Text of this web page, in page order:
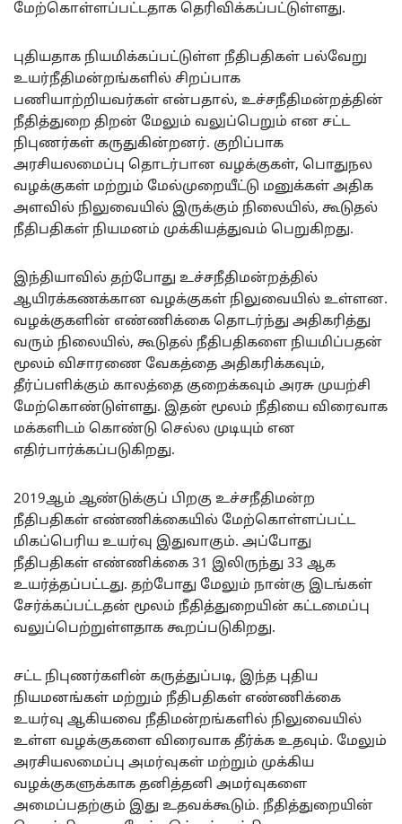
மேற்கொள்ளப்பட்டதாக தெரிவிக்கப்பட்டுள்ளது.
புதியதாக நியமிக்கப்பட்டுள்ள நீதிபதிகள் பல்வேறு
உயர்நீதிமன்றங்களில் சிறப்பாக
பணியாற்றியவர்கள் என்பதால், உச்சநீதிமன்றத்தின்
நீதித்துறை திறன் மேலும் வலுப்பெறும் என சட்ட
நிபுணர்கள் கருதுகின்றனர். குறிப்பாக
அரசியலமைப்பு தொடர்பான வழக்குகள், பொதுநல
வழக்குகள் மற்றும் மேல்முறையீட்டு மனுக்கள் அதிக
அளவில் நிலுவையில் இருக்கும் நிலையில், கூடுதல்
நீதிபதிகள் நியமனம் முக்கியத்துவம் பெறுகிறது.
இந்தியாவில் தற்போது உச்சநீதிமன்றத்தில்
ஆயிரக்கணக்கான வழக்குகள் நிலுவையில் உள்ளன.
வழக்குகளின் எண்ணிக்கை தொடர்ந்து அதிகரித்து
வரும் நிலையில், கூடுதல் நீதிபதிகளை நியமிப்பதன்
மூலம் விசாரணை வேகத்தை அதிகரிக்கவும்,
தீர்ப்பளிக்கும் காலத்தை குறைக்கவும் அரசு முயற்சி
மேற்கொண்டுள்ளது. இதன் மூலம் நீதியை விரைவாக
மக்களிடம் கொண்டு செல்ல முடியும் என
எதிர்பார்க்கப்படுகிறது.
2019ஆம் ஆண்டுக்குப் பிறகு உச்சநீதிமன்ற
நீதிபதிகள் எண்ணிக்கையில் மேற்கொள்ளப்பட்ட
மிகப்பெரிய உயர்வு இதுவாகும். அப்போது
நீதிபதிகள் எண்ணிக்கை 31 இலிருந்து 33 ஆக
உயர்த்தப்பட்டது. தற்போது மேலும் நான்கு இடங்கள்
சேர்க்கப்பட்டதன் மூலம் நீதித்துறையின் கட்டமைப்பு
வலுப்பெற்றுள்ளதாக கூறப்படுகிறது.
சட்ட நிபுணர்களின் கருத்துப்படி, இந்த புதிய
நியமனங்கள் மற்றும் நீதிபதிகள் எண்ணிக்கை
உயர்வு ஆகியவை நீதிமன்றங்களில் நிலுவையில்
உள்ள வழக்குகளை விரைவாக தீர்க்க உதவும். மேலும்
அரசியலமைப்பு அமர்வுகள் மற்றும் முக்கிய
வழக்குகளுக்காக தனித்தனி அமர்வுகளை
அமைப்பதற்கும் இது உதவக்கூடும். நீதித்துறையின்